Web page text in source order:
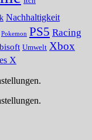
Nachhaltigkeit
Pokemon PS5 Racing
Umwelt Xbox
X